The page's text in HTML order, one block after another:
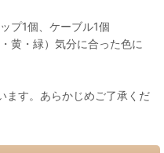
1個、ケーブル1個
・緑）気分に合った色に
ます。あらかじめご了承くだ